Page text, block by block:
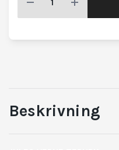
Beskrivning